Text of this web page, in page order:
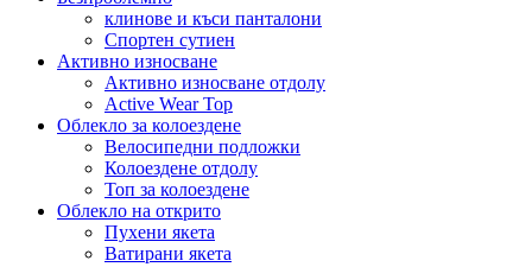
клинове и къси панталони
Спортен сутиен
Активно износване
Активно износване отдолу
Active Wear Top
Облекло за колоездене
Велосипедни подложки
Колоездене отдолу
Топ за колоездене
Облекло на открито
Пухени якета
Ватирани якета